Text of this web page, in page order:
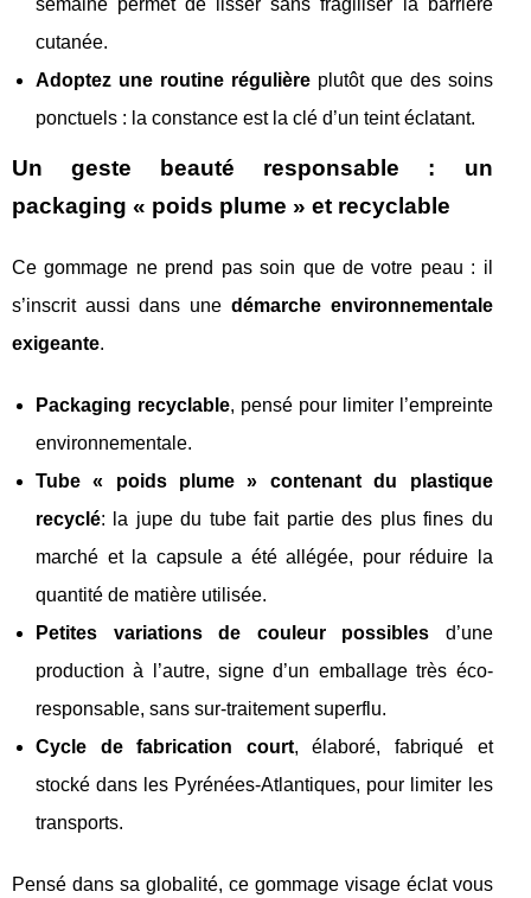
semaine permet de lisser sans fragiliser la barrière
cutanée.
Adoptez une routine régulièreplutôt que des soins
ponctuels : la constance est la clé d’un teint éclatant.
Un geste beauté responsable : un
packaging « poids plume » et recyclable
Ce gommage ne prend pas soin que de votre peau : il
s’inscrit aussi dans une démarche environnementale
exigeante.
Packaging recyclable, pensé pour limiter l’empreinte
environnementale.
Tube « poids plume » contenant du plastique
recyclé: la jupe du tube fait partie des plus fines du
marché et la capsule a été allégée, pour réduire la
quantité de matière utilisée.
Petites variations de couleur possibles d’une
production à l’autre, signe d’un emballage très éco-
responsable, sans sur-traitement superflu.
Cycle de fabrication court, élaboré, fabriqué et
stocké dans les Pyrénées‑Atlantiques, pour limiter les
transports.
Pensé dans sa globalité, ce gommage visage éclat vous